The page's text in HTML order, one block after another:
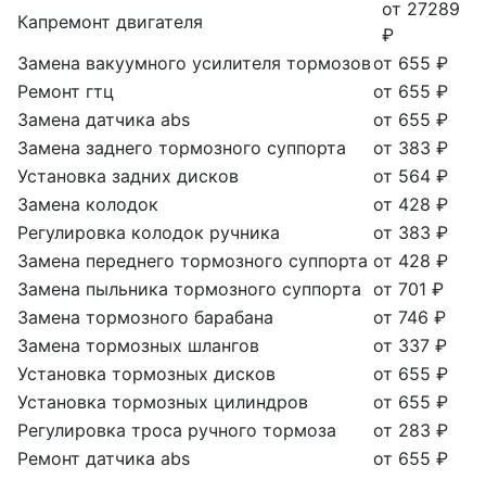
Капремонт двигателя
от 27289
₽
Замена вакуумного усилителя тормозовот 655 ₽
Ремонт гтц
от 655 ₽
Замена датчика abs
от 655 ₽
Замена заднего тормозного суппорта
от 383 ₽
Установка задних дисков
от 564 ₽
Замена колодок
от 428 ₽
Регулировка колодок ручника
от 383 ₽
Замена переднего тормозного суппорта от 428 ₽
Замена пыльника тормозного суппорта от 701 ₽
Замена тормозного барабана
от 746 ₽
Замена тормозных шлангов
от 337 ₽
Установка тормозных дисков
от 655 ₽
Установка тормозных цилиндров
от 655 ₽
Регулировка троса ручного тормоза
от 283 ₽
Ремонт датчика abs
от 655 ₽